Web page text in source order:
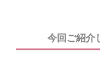
今回ご紹介